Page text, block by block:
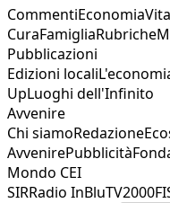
CommentiEconomia
CuraFamigliaRubriche
Pubblicazioni
Edizioni locali
UpLuoghi dell'Infinito
Avvenire
Chi siamoRedazione
AvvenirePubblicità
Mondo CEI
SIRRadio InBluTV2000